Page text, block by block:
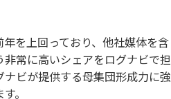
を上回っており、他社媒体を含
常に高いシェアをログナビで担
ビが提供する母集団形成力に強
。